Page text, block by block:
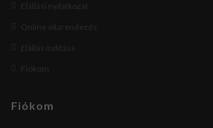
Elállási nyilatkozat
Online vitarendezés
Elállás indítása
Fiókom
Fiókom